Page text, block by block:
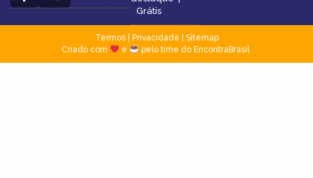
Grátis
Termos| Privacidade
Sitemap
Criado com
e pelo time do EncontraBrasil